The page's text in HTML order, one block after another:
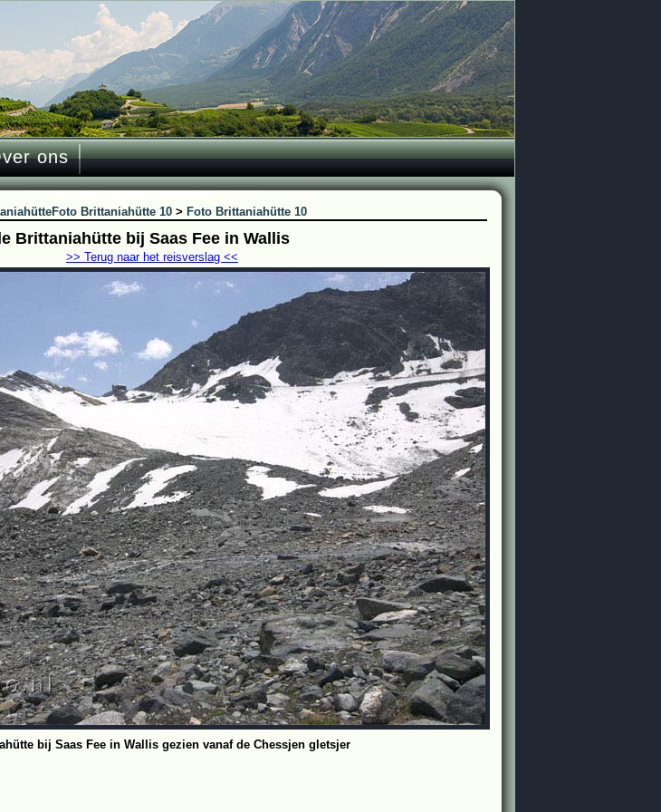
ons
Foto Brittaniahütte 10 > Foto Brittaniahütte 10
Brittaniahütte bij Saas Fee in Wallis
>> Terug naar het reisverslag <<
bij Saas Fee in Wallis gezien vanaf de Chessjen gletsjer